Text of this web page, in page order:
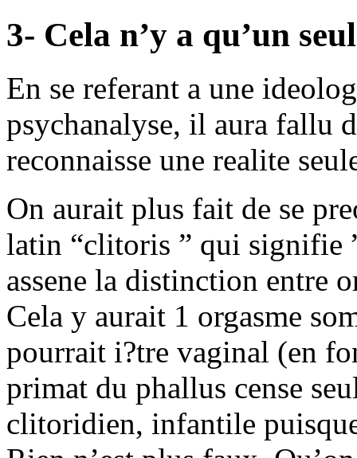
3- Cela n’y a qu’un
En se referant a une
psychanalyse, il aura fallu
reconnaisse une realite
On aurait plus fait de se
latin “clitoris ” qui signifie
assene la distinction entre
Cela y aurait 1 orgasme
pourrait i?tre vaginal (en
primat du phallus cense
clitoridien, infantile